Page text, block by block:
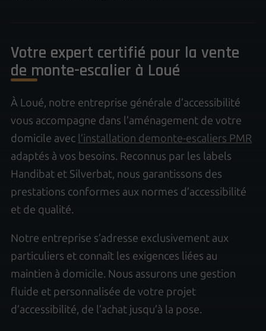
Votre expert certifié pour la vente
de monte-escalier à Loué
À Loué, notre entreprise générale d’accessibilité
vous accompagne dans l’aménagement de votre
domicile avec l’installation demonte-escaliers PMR
adaptés à vos besoins. Reconnus par les labels
Handibat et Silverbat, nous garantissons des
prestations conformes aux normes d’accessibilité
et de qualité.
Notre entreprise s’adresse exclusivement aux
particuliers et connaît les exigences liées au
maintien à domicile. Nous assurons une gestion
fluide et personnalisée de votre projet
d’accessibilité, de l’achat jusqu’à la pose.